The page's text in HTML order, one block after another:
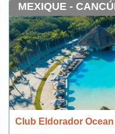
MEXIQUE -
Club Eldorador